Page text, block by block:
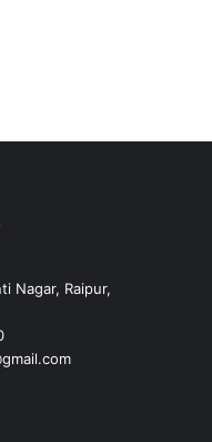
Nagar, Raipur,